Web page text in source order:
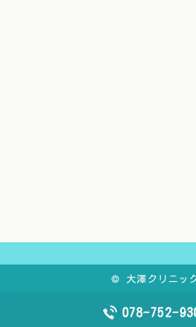
078-752-
© 大澤クリニッ